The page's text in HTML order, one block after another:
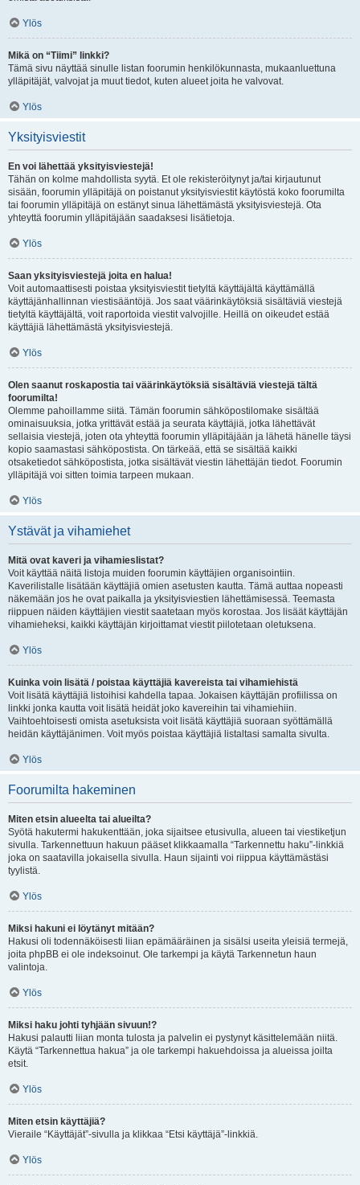
Ylös
Mikä on “Tiimi” linkki?
Tämä sivu näyttää sinulle listan foorumin henkilökunnasta, mukaanluettuna
ylläpitäjät, valvojat ja muut tiedot, kuten alueet joita he valvovat.
Ylös
Yksityisviestit
En voi lähettää yksityisviestejä!
Tähän on kolme mahdollista syytä. Et ole rekisteröitynyt ja/tai kirjautunut
sisään, foorumin ylläpitäjä on poistanut yksityisviestit käytöstä koko foorumilta
tai foorumin ylläpitäjä on estänyt sinua lähettämästä yksityisviestejä. Ota
yhteyttä foorumin ylläpitäjään saadaksesi lisätietoja.
Ylös
Saan yksityisviestejä joita en halua!
Voit automaattisesti poistaa yksityisviestit tietyltä käyttäjältä käyttämällä
käyttäjänhallinnan viestisääntöjä. Jos saat väärinkäytöksiä sisältäviä viestejä
tietyltä käyttäjältä, voit raportoida viestit valvojille. Heillä on oikeudet estää
käyttäjiä lähettämästä yksityisviestejä.
Ylös
Olen saanut roskapostia tai väärinkäytöksiä sisältäviä viestejä tältä
foorumilta!
Olemme pahoillamme siitä. Tämän foorumin sähköpostilomake sisältää
ominaisuuksia, jotka yrittävät estää ja seurata käyttäjiä, jotka lähettävät
sellaisia viestejä, joten ota yhteyttä foorumin ylläpitäjään ja lähetä hänelle täysi
kopio saamastasi sähköpostista. On tärkeää, että se sisältää kaikki
otsaketiedot sähköpostista, jotka sisältävät viestin lähettäjän tiedot. Foorumin
ylläpitäjä voi sitten toimia tarpeen mukaan.
Ylös
Ystävät ja vihamiehet
Mitä ovat kaveri ja vihamieslistat?
Voit käyttää näitä listoja muiden foorumin käyttäjien organisointiin.
Kaverilistalle lisätään käyttäjiä omien asetusten kautta. Tämä auttaa nopeasti
näkemään jos he ovat paikalla ja yksityisviestien lähettämisessä. Teemasta
riippuen näiden käyttäjien viestit saatetaan myös korostaa. Jos lisäät käyttäjän
vihamieheksi, kaikki käyttäjän kirjoittamat viestit piilotetaan oletuksena.
Ylös
Kuinka voin lisätä / poistaa käyttäjiä kavereista tai vihamiehistä
Voit lisätä käyttäjiä listoihisi kahdella tapaa. Jokaisen käyttäjän profiilissa on
linkki jonka kautta voit lisätä heidät joko kavereihin tai vihamiehiin.
Vaihtoehtoisesti omista asetuksista voit lisätä käyttäjiä suoraan syöttämällä
heidän käyttäjänimen. Voit myös poistaa käyttäjiä listaltasi samalta sivulta.
Ylös
Foorumilta hakeminen
Miten etsin alueelta tai alueilta?
Syötä hakutermi hakukenttään, joka sijaitsee etusivulla, alueen tai viestiketjun
sivulla. Tarkennettuun hakuun pääset klikkaamalla “Tarkennettu haku”-linkkiä
joka on saatavilla jokaisella sivulla. Haun sijainti voi riippua käyttämästäsi
tyylistä.
Ylös
Miksi hakuni ei löytänyt mitään?
Hakusi oli todennäköisesti liian epämääräinen ja sisälsi useita yleisiä termejä,
joita phpBB ei ole indeksoinut. Ole tarkempi ja käytä Tarkennetun haun
valintoja.
Ylös
Miksi haku johti tyhjään sivuun!?
Hakusi palautti liian monta tulosta ja palvelin ei pystynyt käsittelemään niitä.
Käytä “Tarkennettua hakua” ja ole tarkempi hakuehdoissa ja alueissa joilta
etsit.
Ylös
Miten etsin käyttäjiä?
Vieraile “Käyttäjät”-sivulla ja klikkaa “Etsi käyttäjä”-linkkiä.
Ylös